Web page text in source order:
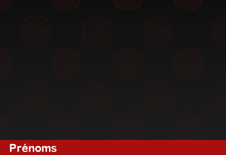
Prénoms